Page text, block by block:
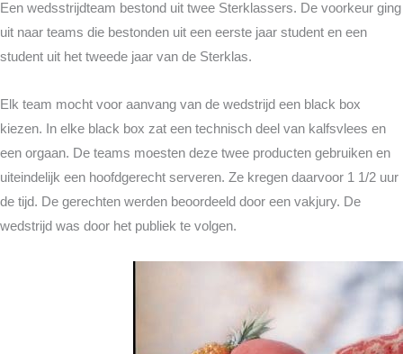
Een wedsstrijdteam bestond uit twee Sterklassers. De voorkeur ging
uit naar teams die bestonden uit een eerste jaar student en een
student uit het tweede jaar van de Sterklas.
Elk team mocht voor aanvang van de wedstrijd een black box
kiezen. In elke black box zat een technisch deel van kalfsvlees en
een orgaan. De teams moesten deze twee producten gebruiken en
uiteindelijk een hoofdgerecht serveren. Ze kregen daarvoor 1 1/2 uur
de tijd. De gerechten werden beoordeeld door een vakjury. De
wedstrijd was door het publiek te volgen.